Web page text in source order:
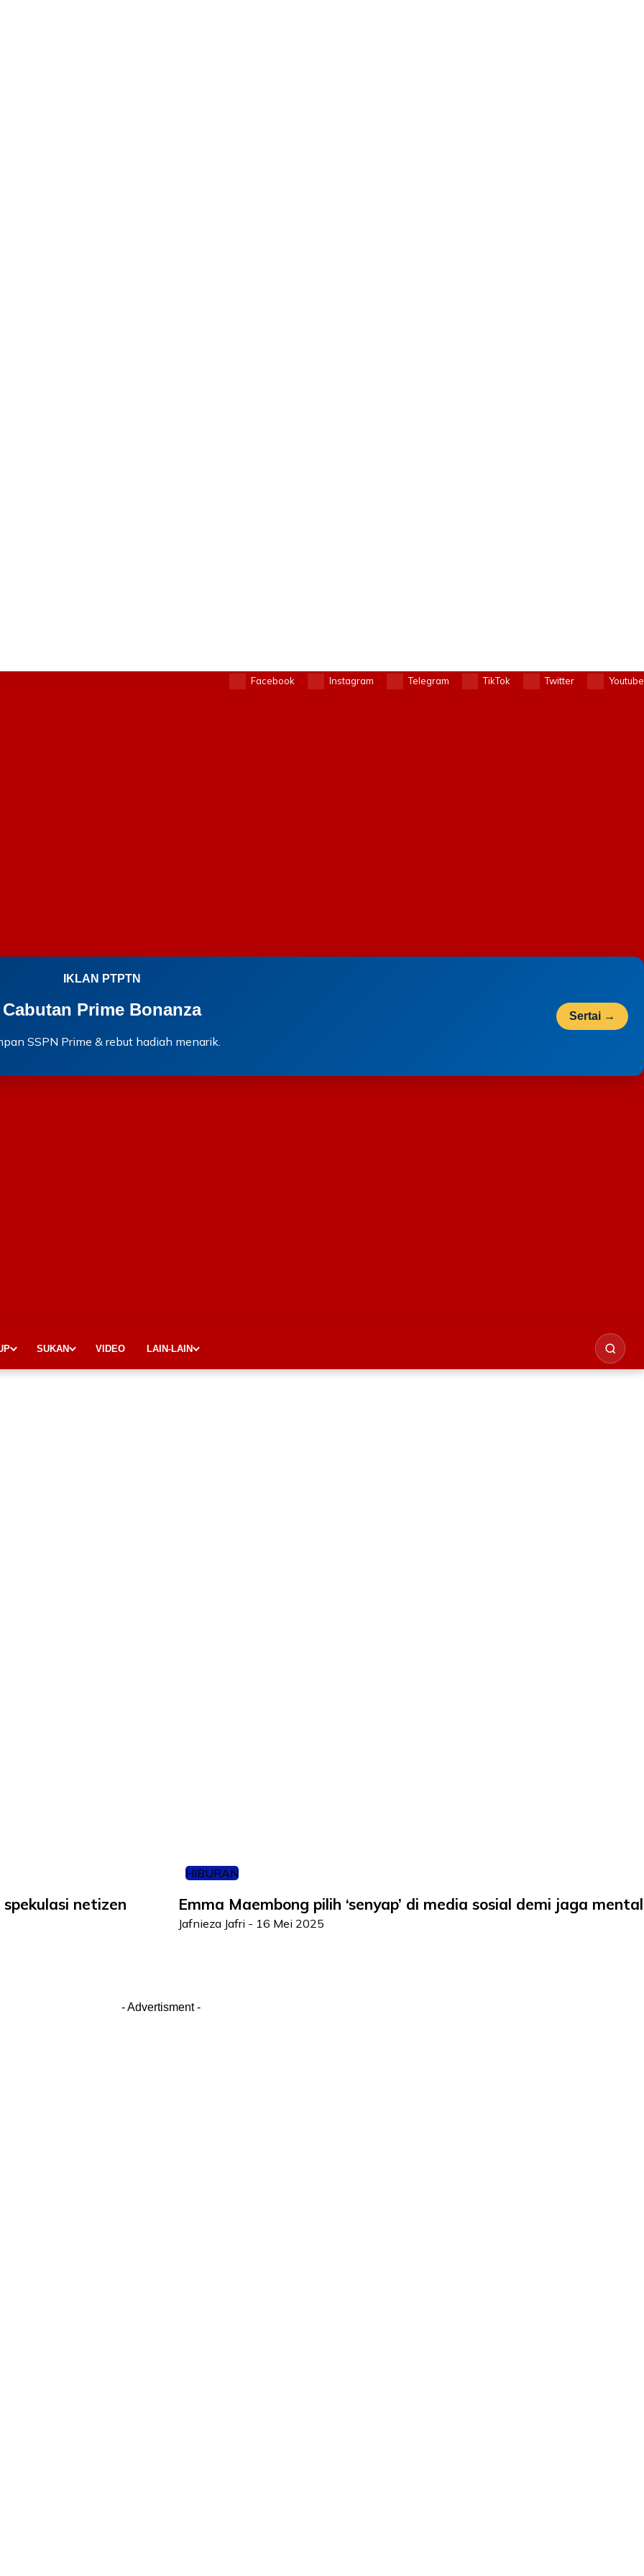
Facebook Instagram Telegram TikTok Twitter Youtube
IKLAN PTPTN
Cabutan Prime Bonanza
SSPN Prime & rebut hadiah menarik.
Sertai →
SUKAN VIDEO LAIN-LAIN
netizen
HIBURAN
Emma Maembong pilih ‘senyap’ di media sosial demi jaga mental
Jafnieza Jafri - 16 Mei 2025
- Advertisment -